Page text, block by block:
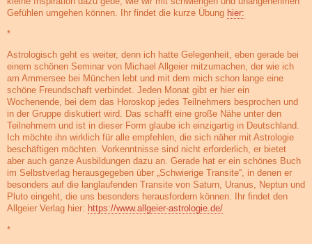
Gefühlen umgehen können. Ihr findet die kurze Übung hier:
*
Astrologisch geht es weiter, denn ich hatte Gelegenheit, eben gerade bei
einem schönen Seminar von Michael Allgeier mitzumachen, der wie ich
am Ammersee bei München lebt und mit dem mich schon lange eine
schöne Freundschaft verbindet. Jeden Monat gibt er hier ein
Wochenende, bei dem das Horoskop jedes Teilnehmers besprochen und
in der Gruppe diskutiert wird. Das schafft eine große Nähe unter den
Teilnehmern und ist in dieser Form glaube ich einzigartig in Deutschland.
Ich möchte ihn wirklich für alle empfehlen, die sich näher mit Astrologie
beschäftigen möchten. Vorkenntnisse sind nicht erforderlich, er bietet
aber auch ganze Ausbildungen dazu an. Gerade hat er ein schönes Buch
im Selbstverlag herausgegeben über „Schwierige Transite“, in denen er
besonders auf die langlaufenden Transite von Saturn, Uranus, Neptun und
Pluto eingeht, die uns besonders herausfordern können. Ihr findet den
Allgeier Verlag hier: https://www.allgeier-astrologie.de/
*